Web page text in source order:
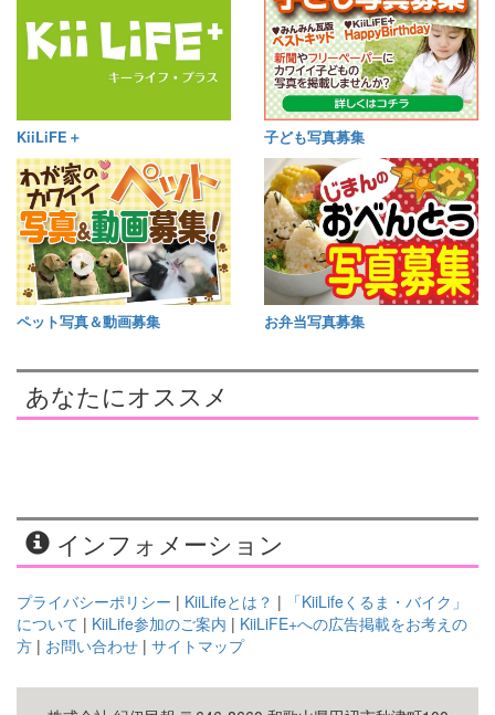
KiiLiFE＋ 子ども写真募集
ペット写真＆動画募集 お弁当写真募集
あなたにオススメ
インフォメーション
プライバシーポリシー | KiiLifeとは？ |
「KiiLifeくるま・バイク」
について | KiiLife参加のご案内 | KiiLiFE+への広告掲載をお考えの
方 | お問い合わせ | サイトマップ